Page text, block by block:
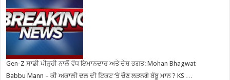
Gen-Z ਸਾਡੀ ਪੀੜ੍ਹੀ ਨਾਲੋਂ ਵੱਧ ਇਮਾਨਦਾਰ ਅਤੇ ਦੇਸ਼ ਭਗਤ: Mohan Bhagwat
Babbu Mann – ਕੀ ਅਕਾਲੀ ਦਲ ਦੀ ਟਿਕਟ ‘ਤੇ ਚੋਣ ਲੜਨਗੇ ਬੱਬੂ ਮਾਨ ? KS …